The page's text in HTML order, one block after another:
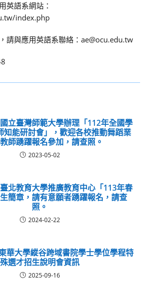
英語系網站：
index.php
請與應用英語系聯絡：ae@ocu.edu.tw
立臺灣師範大學辦理「112年全國學
知能研討會」，歡迎各校推動舞蹈業
師踴躍報名參加，請查照。
2023-05-02
北教育大學推廣教育中心「113年春
簡章，請有意願者踴躍報名，請查
照。
2024-02-22
華大學縱谷跨域書院學士學位學程特
殊選才招生說明會資訊
2025-09-16